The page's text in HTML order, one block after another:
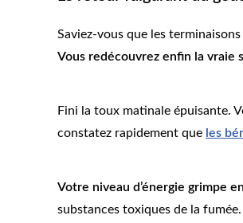
Saviez-vous que les
Vous redécouvrez enfin la vraie
Fini la toux matinale épuisante.
constatez rapidement que les
Votre niveau d’énergie grimpe
substances toxiques de la fumée.